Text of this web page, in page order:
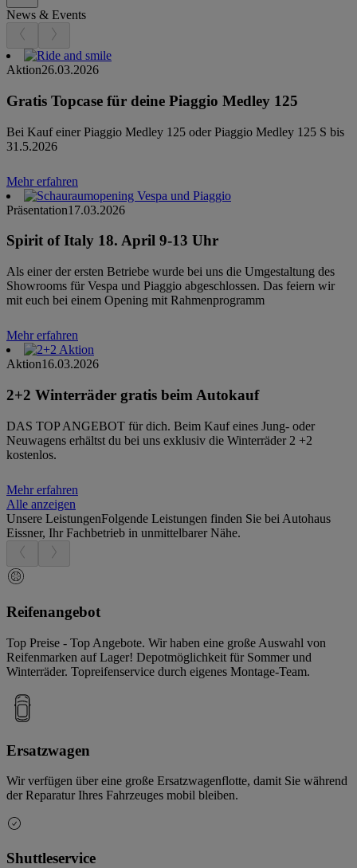
News & Events
Aktion26.03.2026
Gratis Topcase für deine Piaggio Medley 125
Bei Kauf einer Piaggio Medley 125 oder Piaggio Medley 125 S bis
31.5.2026
Mehr erfahren
Präsentation17.03.2026
Spirit of Italy 18. April 9-13 Uhr
Als einer der ersten Betriebe wurde bei uns die Umgestaltung des
Showrooms für Vespa und Piaggio abgeschlossen. Das feiern wir
mit euch bei einem Opening mit Rahmenprogramm
Mehr erfahren
Aktion16.03.2026
2+2 Winterräder gratis beim Autokauf
DAS TOP ANGEBOT für dich. Beim Kauf eines Jung- oder
Neuwagens erhältst du bei uns exklusiv die Winterräder 2 +2
kostenlos.
Mehr erfahren
Alle anzeigen
Unsere LeistungenFolgende Leistungen finden Sie bei Autohaus
Eissner, Ihr Fachbetrieb in unmittelbarer Nähe.
Reifenangebot
Top Preise - Top Angebote. Wir haben eine große Auswahl von
Reifenmarken auf Lager! Depotmöglichkeit für Sommer und
Winterräder. Topreifenservice durch eigenes Montage-Team.
Ersatzwagen
Wir verfügen über eine große Ersatzwagenflotte, damit Sie während
der Reparatur Ihres Fahrzeuges mobil bleiben.
Shuttleservice